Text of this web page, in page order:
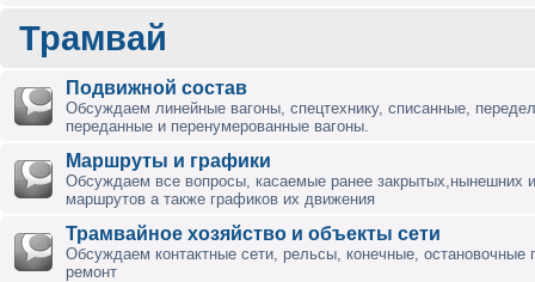
Трамвай
Подвижной состав
Обсуждаем линейные вагоны, спецтехнику, списанные,
переданные и перенумерованные вагоны.
Маршруты и графики
Обсуждаем все вопросы, касаемые ранее закрытых,нынешних
маршрутов а также графиков их движения
Трамвайное хозяйство и объекты сети
Обсуждаем контактные сети, рельсы, конечные, остановочные
ремонт